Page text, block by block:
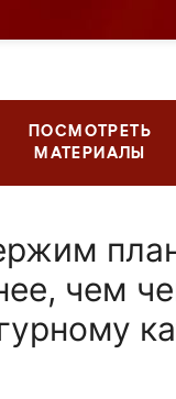
ПОСМОТРЕТЬ
МАТЕРИАЛЫ
чем